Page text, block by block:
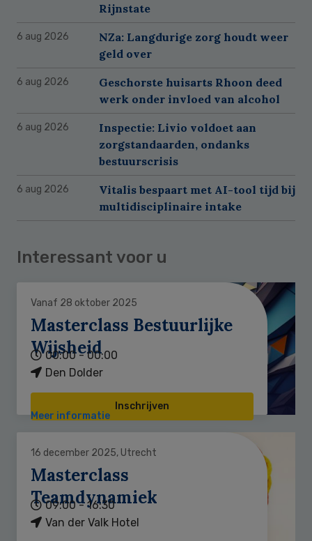
Rijnstate
6 aug 2026
NZa: Langdurige zorg houdt weer
geld over
6 aug 2026
Geschorste huisarts Rhoon deed
werk onder invloed van alcohol
6 aug 2026
Inspectie: Livio voldoet aan
zorgstandaarden, ondanks
bestuurscrisis
6 aug 2026
Vitalis bespaart met AI-tool tijd bij
multidisciplinaire intake
Interessant voor u
Vanaf 28 oktober 2025
Masterclass Bestuurlijke
Wijsheid
00:00 - 00:00
Den Dolder
Inschrijven
Meer informatie
16 december 2025, Utrecht
Masterclass
Teamdynamiek
09:00 - 16:30
Van der Valk Hotel